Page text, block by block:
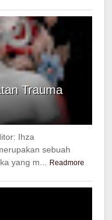
Trauma
Ihza
sebuah
yang m...
Readmore